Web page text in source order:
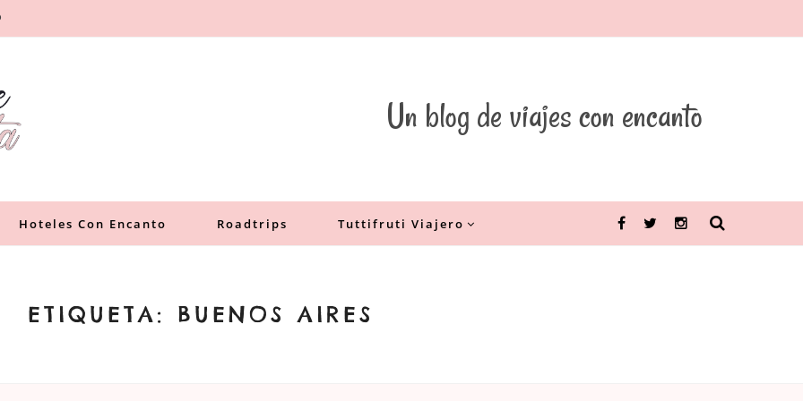
Un blog de viajes con encanto
Hoteles Con Encanto Roadtrips Tuttifruti Viajero FacebookTwitter Instagram
ETIQUETA: BUENOS AIRES